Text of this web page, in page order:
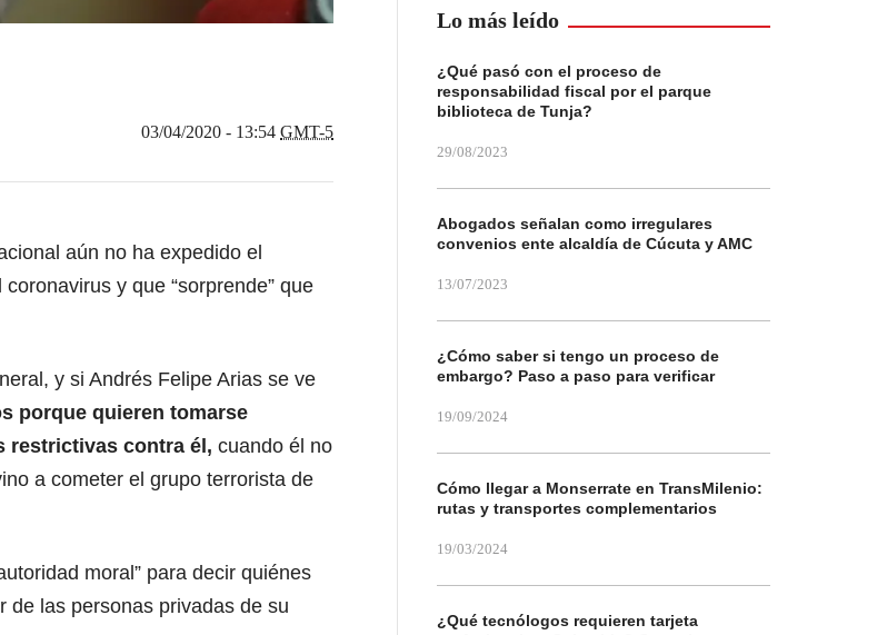
03/04/2020 - 13:54 GMT-5
aún no ha expedido el
y que “sorprende” que
y si Andrés Felipe Arias se ve
porque quieren tomarse
restrictivas contra él, cuando él no
a cometer el grupo terrorista de
moral” para decir quiénes
de las personas privadas de su
Lo más leído
¿Qué pasó con el proceso de
responsabilidad fiscal por el parque
biblioteca de Tunja?
29/08/2023
Abogados señalan como irregulares
convenios ente alcaldía de Cúcuta y AMC
13/07/2023
¿Cómo saber si tengo un proceso de
embargo? Paso a paso para verificar
19/09/2024
Cómo llegar a Monserrate en TransMilenio:
rutas y transportes complementarios
19/03/2024
¿Qué tecnólogos requieren tarjeta